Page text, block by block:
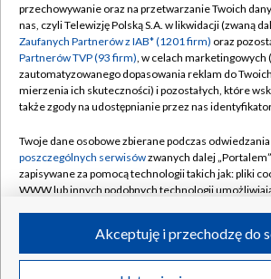
Abonament TVP
Emisja w TVP
Centrum informacji TVP
Naziemna Telewizja Cyfrowa
Rada Programowa
System NOS
Informacje o nadawcy
Program dla prasy
Regulamin TVP
Polityka
Moje zgody
Pomoc
Kontakt
Kanały
©2026 Telewizja Polska S.A. w
przechowywanie oraz na przetwarzanie Twoich
nas, czyli Telewizję Polską S.A. w likwidacji (zwaną
Zaufanych Partnerów z IAB* (1201 firm) oraz
Partnerów TVP (93 firm), w celach marketingowych
zautomatyzowanego dopasowania reklam do
mierzenia ich skuteczności) i pozostałych, które
także zgody na udostępnianie przez nas
Twoje dane osobowe zbierane podczas
poszczególnych serwisówzwanych dalej
zapisywane za pomocą technologii takich jak: pliki
WWW lub innych podobnych technologii
ruchu w Internecie.
Twoje dane osobowe zbierane podczas odwiedzania
Akceptuję i przechodzę do